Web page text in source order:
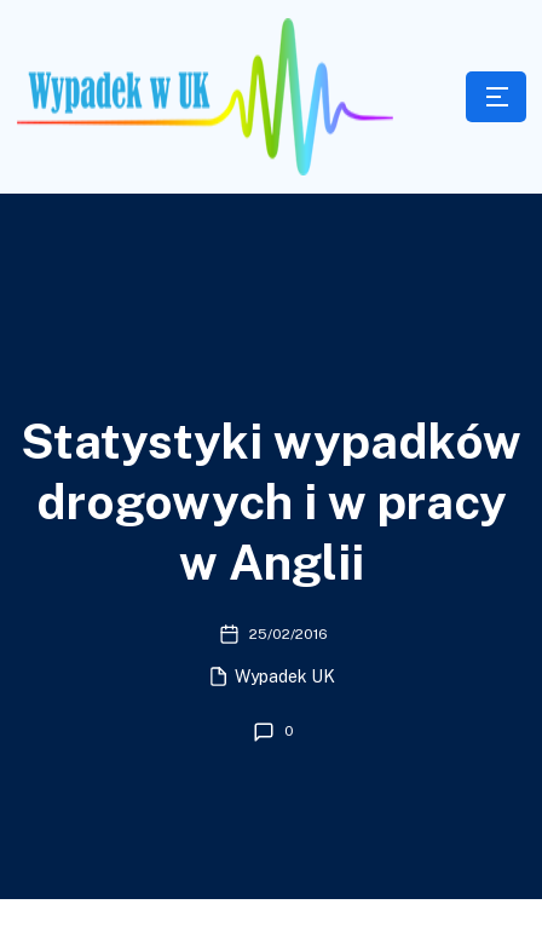
Statystyki wypadków
drogowych i w pracy
w Anglii
25/02/2016
Wypadek UK
0